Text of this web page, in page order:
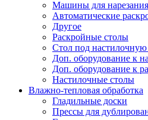
Машины для
Автоматические
Другое
Раскройные столы
Стол под настилочную
Доп. оборудование к
Доп. оборудование к
Настилочные столы
Влажно-тепловая обработка
Гладильные доски
Прессы для